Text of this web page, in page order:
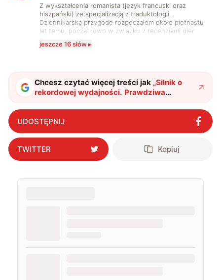
Z wykształcenia romanista (język francuski oraz
hiszpański) ze specjalizacją z traduktologii.
Dziennikarską przygodę rozpocząłem około piętnastu
lat temu, początkowo w związku z recenzjami gier
komputerowych i filmów. Obecnie publikuję
zdecydowanie częściej na tematy związane z nauką
także uprawiać oraz oglądać sport.
jeszcze 16 słów ▸
Chcesz czytać więcej treści jak „Silnik o
rekordowej wydajności. Prawdziwa
innowacja przyszła z Azji"?
UDOSTĘPNIJ
TWITTER Kopiuj